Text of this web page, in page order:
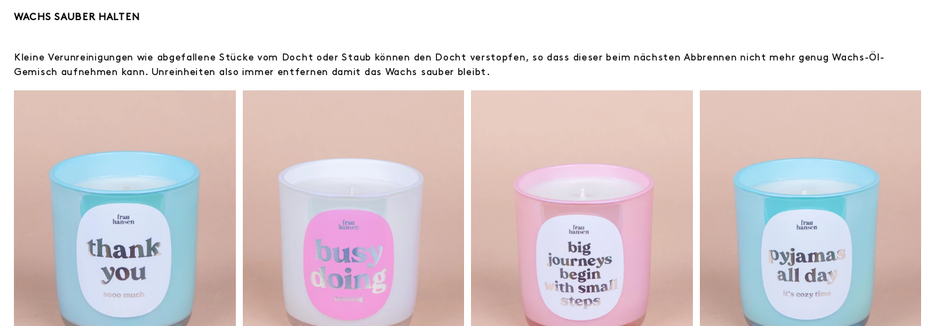
WACHS SAUBER HALTEN
Kleine Verunreinigungen wie abgefallene Stücke vom Docht oder Staub können den Docht verstopfen, so dass dieser beim nächsten Abbrennen nicht mehr genug Wachs-Öl-
Gemisch aufnehmen kann. Unreinheiten also immer entfernen damit das Wachs sauber bleibt.